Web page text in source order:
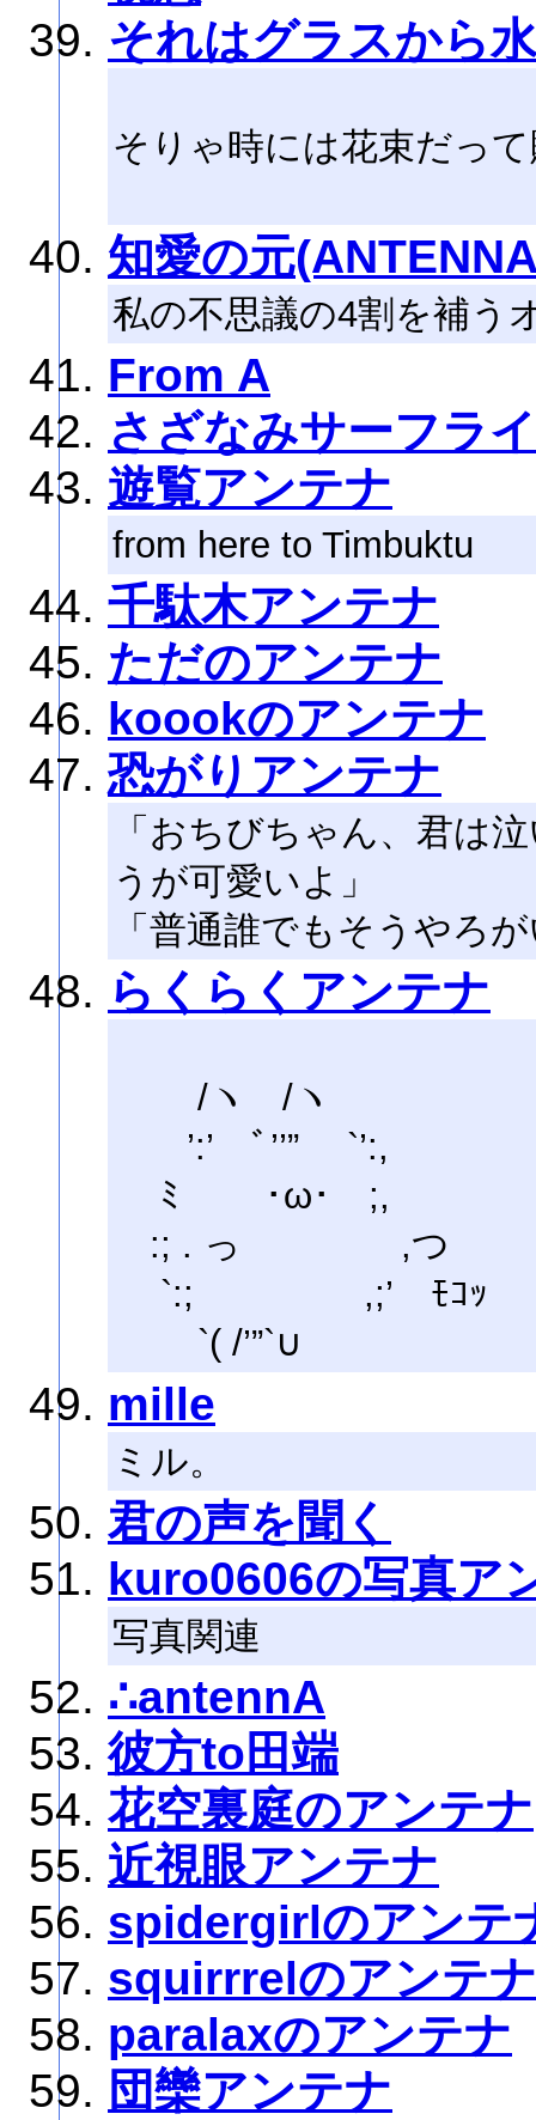
それはグラスから
そりゃ時には花束だっ
知愛の元
私の不思議の4割を補う
From A
さざなみサーフラ
遊覧アンテナ
from here to Timbuktu
千駄木アンテナ
ただのアンテナ
koookのアンテナ
恐がりアンテナ
「おちびちゃん、君は
うが可愛いよ」
「普通誰でもそうやろ
らくらくアンテナ
/ヽ /ヽ
’:’ ﾞ’’” `’:,
ﾐ ･ω･ ;,
:; . っ ,つ
`:; ,;’ ﾓｺｯ
`( /’”`∪
mille
ミル。
君の声を聞く
kuro0606の写真ア
写真関連
∴antennA
彼方to田端
花空裏庭のアンテナ
近視眼アンテナ
spidergirlのアンテ
squirrrelのアンテナ
paralaxのアンテナ
団欒アンテナ